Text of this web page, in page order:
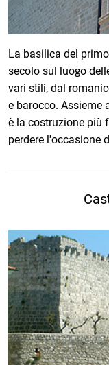
La basilica del
secolo sul luogo
vari stili, dal
e barocco. Assieme
è la costruzione più
perdere l'occasione